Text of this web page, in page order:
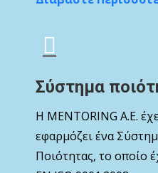
Σύστημα
Η MENTORING Α.Ε.
εφαρμόζει ένα
Ποιότητας, το οποίο